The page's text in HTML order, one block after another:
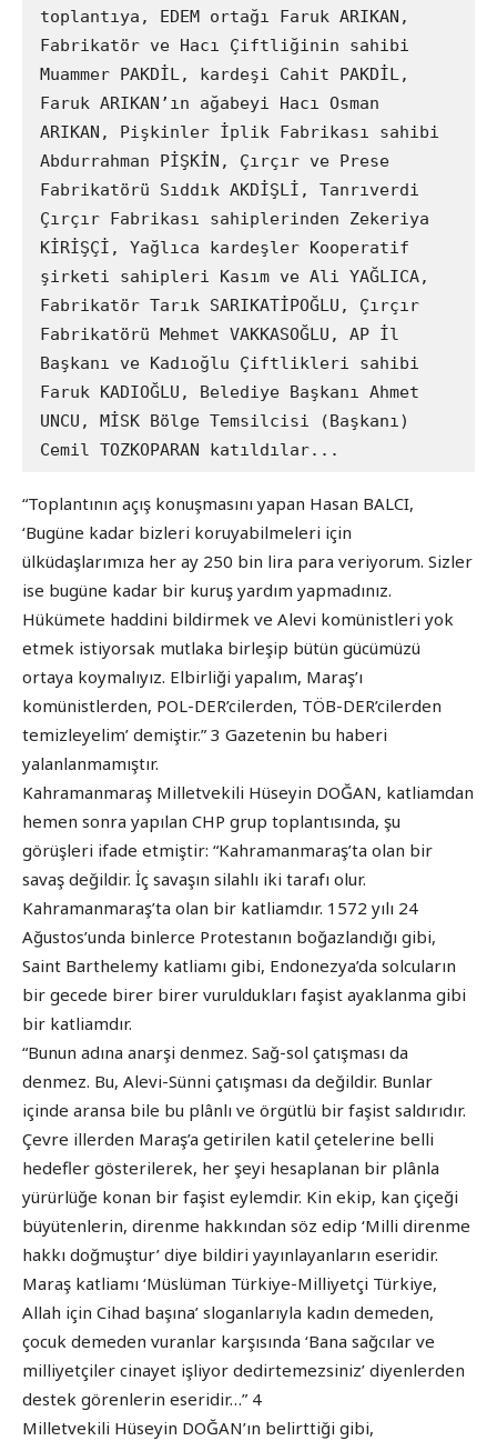
toplantıya, EDEM ortağı Faruk ARIKAN,
Fabrikatör ve Hacı Çiftliğinin sahibi
Muammer PAKDİL, kardeşi Cahit PAKDİL,
Faruk ARIKAN’ın ağabeyi Hacı Osman
ARIKAN, Pişkinler İplik Fabrikası sahibi
Abdurrahman PİŞKİN, Çırçır ve Prese
Fabrikatörü Sıddık AKDİŞLİ, Tanrıverdi
Çırçır Fabrikası sahiplerinden Zekeriya
KİRİŞÇİ, Yağlıca kardeşler Kooperatif
şirketi sahipleri Kasım ve Ali YAĞLICA,
Fabrikatör Tarık SARIKATİPOĞLU, Çırçır
Fabrikatörü Mehmet VAKKASOĞLU, AP İl
Başkanı ve Kadıoğlu Çiftlikleri sahibi
Faruk KADIOĞLU, Belediye Başkanı Ahmet
UNCU, MİSK Bölge Temsilcisi (Başkanı)
Cemil TOZKOPARAN katıldılar...
“Toplantının açış konuşmasını yapan Hasan BALCI,
‘Bugüne kadar bizleri koruyabilmeleri için
ülküdaşlarımıza her ay 250 bin lira para veriyorum. Sizler
ise bugüne kadar bir kuruş yardım yapmadınız.
Hükümete haddini bildirmek ve Alevi komünistleri yok
etmek istiyorsak mutlaka birleşip bütün gücümüzü
ortaya koymalıyız. Elbirliği yapalım, Maraş’ı
komünistlerden, POL-DER’cilerden, TÖB-DER’cilerden
temizleyelim’ demiştir.” 3 Gazetenin bu haberi
yalanlanmamıştır.
Kahramanmaraş Milletvekili Hüseyin DOĞAN, katliamdan
hemen sonra yapılan CHP grup toplantısında, şu
görüşleri ifade etmiştir: “Kahramanmaraş’ta olan bir
savaş değildir. İç savaşın silahlı iki tarafı olur.
Kahramanmaraş’ta olan bir katliamdır. 1572 yılı 24
Ağustos’unda binlerce Protestanın boğazlandığı gibi,
Saint Barthelemy katliamı gibi, Endonezya’da solcuların
bir gecede birer birer vuruldukları faşist ayaklanma gibi
bir katliamdır.
“Bunun adına anarşi denmez. Sağ-sol çatışması da
denmez. Bu, Alevi-Sünni çatışması da değildir. Bunlar
içinde aransa bile bu plânlı ve örgütlü bir faşist saldırıdır.
Çevre illerden Maraş’a getirilen katil çetelerine belli
hedefler gösterilerek, her şeyi hesaplanan bir plânla
yürürlüğe konan bir faşist eylemdir. Kin ekip, kan çiçeği
büyütenlerin, direnme hakkından söz edip ‘Milli direnme
hakkı doğmuştur’ diye bildiri yayınlayanların eseridir.
Maraş katliamı ‘Müslüman Türkiye-Milliyetçi Türkiye,
Allah için Cihad başına’ sloganlarıyla kadın demeden,
çocuk demeden vuranlar karşısında ‘Bana sağcılar ve
milliyetçiler cinayet işliyor dedirtemezsiniz’ diyenlerden
destek görenlerin eseridir…” 4
Milletvekili Hüseyin DOĞAN’ın belirttiği gibi,